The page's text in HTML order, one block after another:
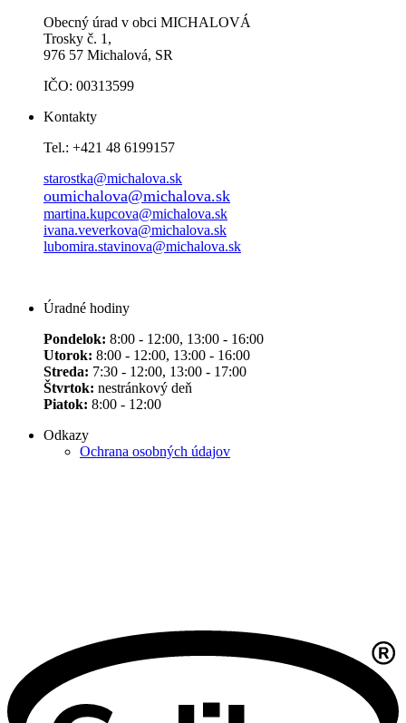
Obecný úrad v obci MICHALOVÁ
Trosky č. 1,
976 57 Michalová, SR
IČO: 00313599
Kontakty
Tel.: +421 48 6199157
starostka@michalova.sk
oumichalova@michalova.sk
martina.kupcova@michalova.sk
ivana.veverkova@michalova.sk
lubomira.stavinova@michalova.sk
Úradné hodiny
Pondelok: 8:00 - 12:00, 13:00 - 16:00
Utorok: 8:00 - 12:00, 13:00 - 16:00
Streda: 7:30 - 12:00, 13:00 - 17:00
Štvrtok: nestránkový deň
Piatok: 8:00 - 12:00
Odkazy
Ochrana osobných údajov